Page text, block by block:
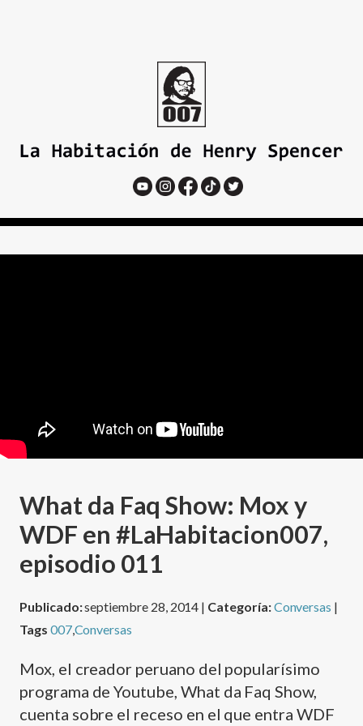
What da Faq Show: Mox y
WDF en #LaHabitacion007,
episodio 011
Publicado:septiembre 28, 2014 | Categoría:Conversas |
Tags 007,Conversas
Mox, el creador peruano del popularísimo
programa de Youtube, What da Faq Show,
cuenta sobre el receso en el que entra WDF